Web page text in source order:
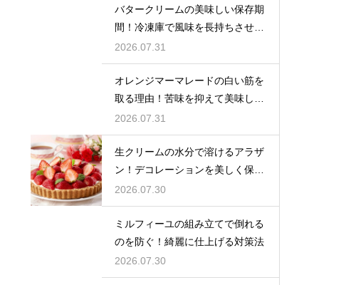
バタークリームの美味しい保存期
間！冷凍庫で風味を長持ちさせる
コツ
2026.07.31
オレンジマーマレードの白い筋を
取る理由！苦味を抑えて美味しい
ジャムに仕上げる
2026.07.31
生クリームの水分で溶けるアラザ
ン！デコレーションを美しく保つ
ための飾るタイミングとコツ
2026.07.30
ミルフィーユの組み立てで倒れる
のを防ぐ！綺麗に仕上げる対策法
2026.07.30